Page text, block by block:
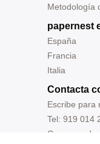
Metodología
papernest
España
Francia
Italia
Contacta
Escribe para
Tel: 919 014
Correo: